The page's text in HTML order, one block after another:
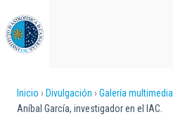
al
contenido
principal
Sobrescribir
Inicio Divulgación Galería multimedia
Aníbal García, investigador en el IAC.